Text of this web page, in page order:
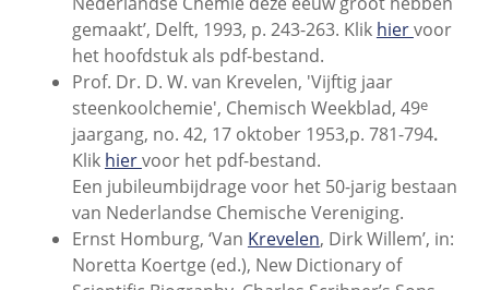
gemaakt’, Delft, 1993, p. 243-263. Klik hiervoor
het hoofdstuk als pdf-bestand.
Prof. Dr. D. W. van Krevelen, 'Vijftig jaar
steenkoolchemie', Chemisch Weekblad, 49e
jaargang, no. 42, 17 oktober 1953,p. 781-794.
Klik hiervoor het pdf-bestand.
Een jubileumbijdrage voor het 50-jarig bestaan
van Nederlandse Chemische Vereniging.
Ernst Homburg, ‘Van Krevelen, Dirk Willem’, in:
Noretta Koertge (ed.), New Dictionary of